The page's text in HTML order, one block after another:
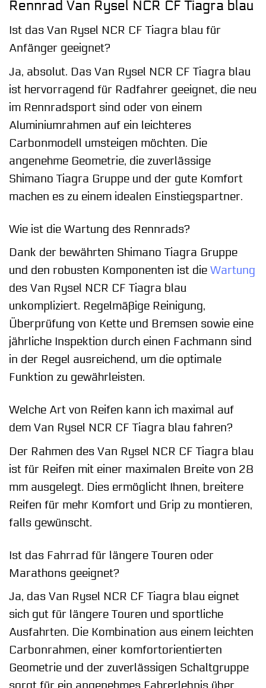
Rennrad Van Rysel NCR CF Tiagra blau
Ist das Van Rysel NCR CF Tiagra blau für
Anfänger geeignet?
Ja, absolut. Das Van Rysel NCR CF Tiagra blau
ist hervorragend für Radfahrer geeignet, die neu
im Rennradsport sind oder von einem
Aluminiumrahmen auf ein leichteres
Carbonmodell umsteigen möchten. Die
angenehme Geometrie, die zuverlässige
Shimano Tiagra Gruppe und der gute Komfort
machen es zu einem idealen Einstiegspartner.
Wie ist die Wartung des Rennrads?
Dank der bewährten Shimano Tiagra Gruppe
und den robusten Komponenten ist die Wartung
des Van Rysel NCR CF Tiagra blau
unkompliziert. Regelmäßige Reinigung,
Überprüfung von Kette und Bremsen sowie eine
jährliche Inspektion durch einen Fachmann sind
in der Regel ausreichend, um die optimale
Funktion zu gewährleisten.
Welche Art von Reifen kann ich maximal auf
dem Van Rysel NCR CF Tiagra blau fahren?
Der Rahmen des Van Rysel NCR CF Tiagra blau
ist für Reifen mit einer maximalen Breite von 28
mm ausgelegt. Dies ermöglicht Ihnen, breitere
Reifen für mehr Komfort und Grip zu montieren,
falls gewünscht.
Ist das Fahrrad für längere Touren oder
Marathons geeignet?
Ja, das Van Rysel NCR CF Tiagra blau eignet
sich gut für längere Touren und sportliche
Ausfahrten. Die Kombination aus einem leichten
Carbonrahmen, einer komfortorientierten
Geometrie und der zuverlässigen Schaltgruppe